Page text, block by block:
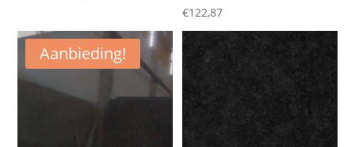
was:
€190,10.
is:
€135,00.
€122,87
Aanbieding!